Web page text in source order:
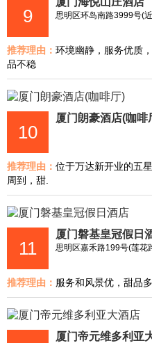
9 思明区环岛南路3999号(
推荐理由： 环境幽静，服务优质
品不稳
10
厦门朗豪酒店(咖啡
推荐理由： 位于万达新开业的五
周到，甜.
11
厦门磐基皇冠假日
思明区嘉禾路199号(莲花
推荐理由： 服务和风景优，甜品
厦门帝元维多利亚